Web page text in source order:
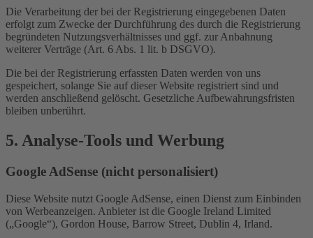
Die Verarbeitung der bei der Registrierung eingegebenen Daten
erfolgt zum Zwecke der Durchführung des durch die Registrierung
begründeten Nutzungsverhältnisses und ggf. zur Anbahnung
weiterer Verträge (Art. 6 Abs. 1 lit. b DSGVO).
Die bei der Registrierung erfassten Daten werden von uns
gespeichert, solange Sie auf dieser Website registriert sind und
werden anschließend gelöscht. Gesetzliche Aufbewahrungsfristen
bleiben unberührt.
5. Analyse-Tools und Werbung
Google AdSense (nicht personalisiert)
Diese Website nutzt Google AdSense, einen Dienst zum Einbinden
von Werbeanzeigen. Anbieter ist die Google Ireland Limited
(„Google“), Gordon House, Barrow Street, Dublin 4, Irland.